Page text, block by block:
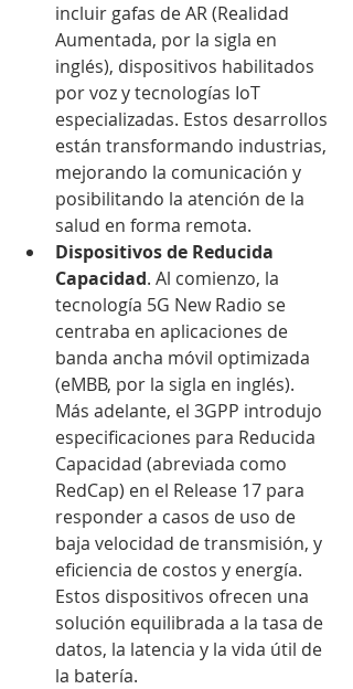
incluir gafas de AR (Realidad
Aumentada, por la sigla en
inglés), dispositivos habilitados
por voz y tecnologías IoT
especializadas. Estos desarrollos
están transformando industrias,
mejorando la comunicación y
posibilitando la atención de la
salud en forma remota.
Dispositivos de Reducida
Capacidad. Al comienzo, la
tecnología 5G New Radio se
centraba en aplicaciones de
banda ancha móvil optimizada
(eMBB, por la sigla en inglés).
Más adelante, el 3GPP introdujo
especificaciones para Reducida
Capacidad (abreviada como
RedCap) en el Release 17 para
responder a casos de uso de
baja velocidad de transmisión, y
eficiencia de costos y energía.
Estos dispositivos ofrecen una
solución equilibrada a la tasa de
datos, la latencia y la vida útil de
la batería.